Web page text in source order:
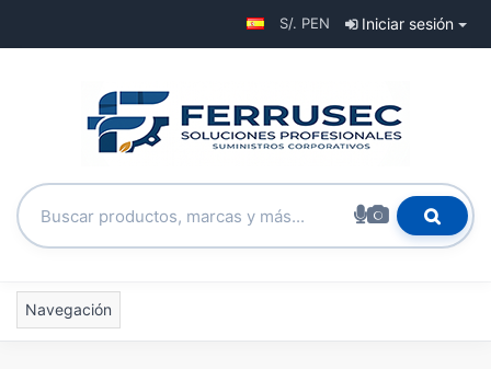
S/. PEN Iniciar sesión
Navegación